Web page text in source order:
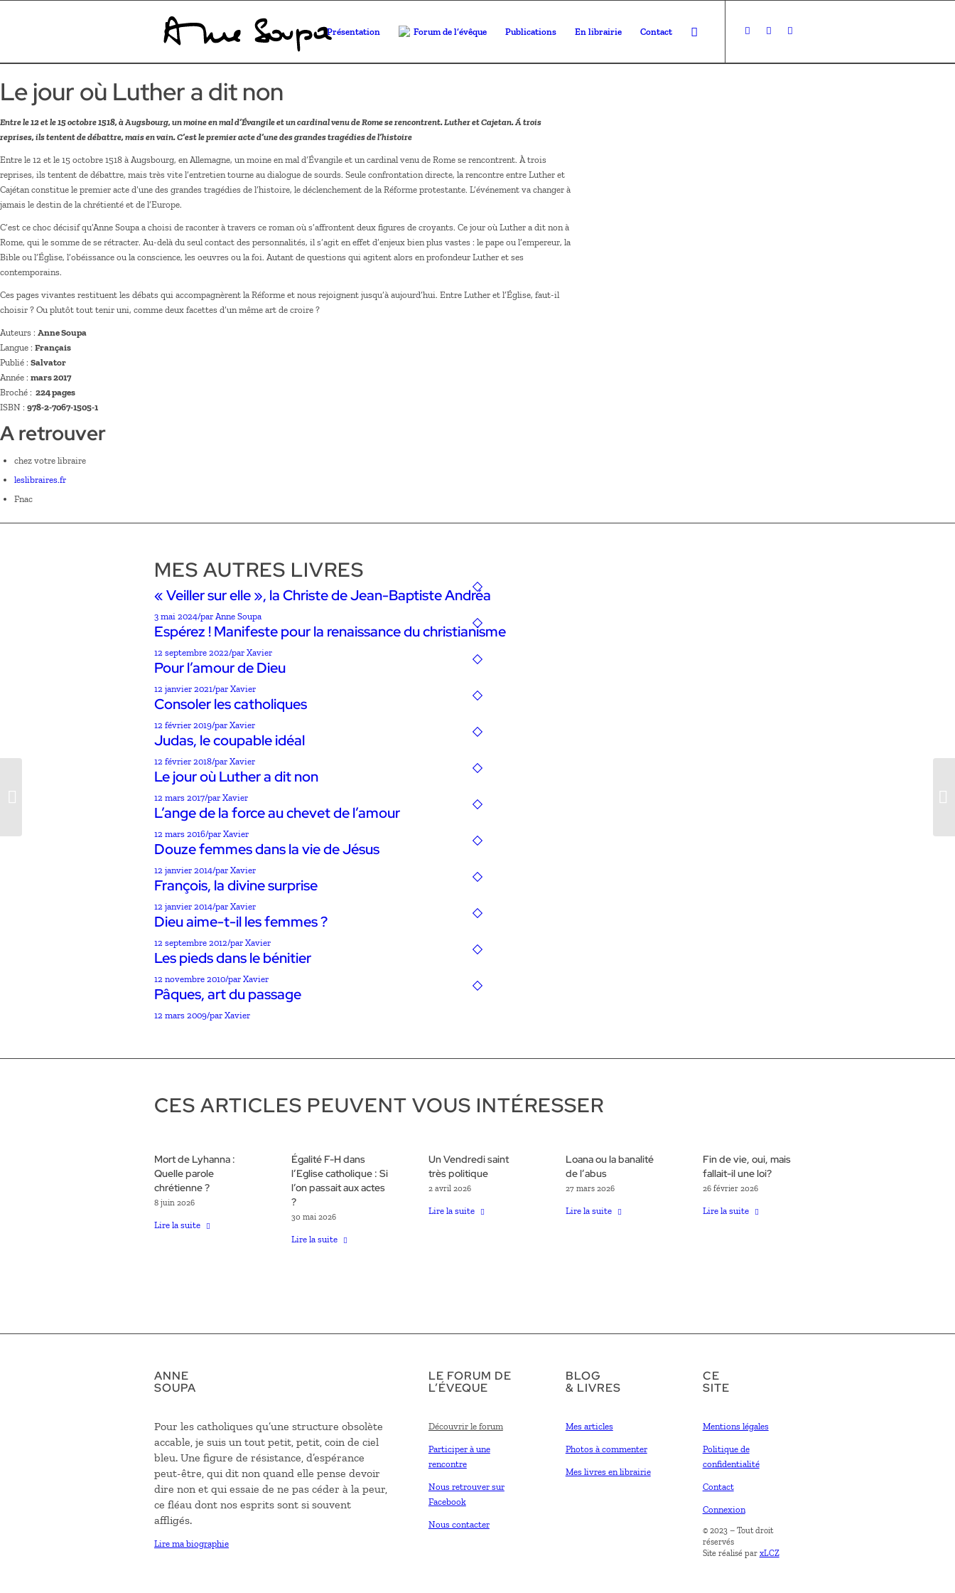
Présentation Forum de l’évêque Publications En librairie Contact
Le jour où Luther a dit non
Entre le 12 et le 15 octobre 1518, à Augsbourg, un moine en mal d’Évangile et un cardinal venu de Rome se rencontrent. Luther et Cajetan. Á trois
reprises, ils tentent de débattre, mais en vain. C’est le premier acte d’une des grandes tragédies de l’histoire
Entre le 12 et le 15 octobre 1518 à Augsbourg, en Allemagne, un moine en mal d’Évangile et un cardinal venu de Rome se rencontrent. À trois
reprises, ils tentent de débattre, mais très vite l’entretien tourne au dialogue de sourds. Seule confrontation directe, la rencontre entre Luther et
Cajétan constitue le premier acte d’une des grandes tragédies de l’histoire, le déclenchement de la Réforme protestante. L’événement va changer à
jamais le destin de la chrétienté et de l’Europe.
C’est ce choc décisif qu’Anne Soupa a choisi de raconter à travers ce roman où s’affrontent deux figures de croyants. Ce jour où Luther a dit non à
Rome, qui le somme de se rétracter. Au-delà du seul contact des personnalités, il s’agit en effet d’enjeux bien plus vastes : le pape ou l’empereur, la
Bible ou l’Église, l’obéissance ou la conscience, les oeuvres ou la foi. Autant de questions qui agitent alors en profondeur Luther et ses
contemporains.
Ces pages vivantes restituent les débats qui accompagnèrent la Réforme et nous rejoignent jusqu’à aujourd’hui. Entre Luther et l’Église, faut-il
choisir ? Ou plutôt tout tenir uni, comme deux facettes d’un même art de croire ?
Auteurs : Anne Soupa
Langue : Français
Publié : Salvator
Année : mars 2017
Broché : ‎ 224 pages
ISBN : 978-2-7067-1505-1
A retrouver
chez votre libraire
leslibraires.fr
Fnac
MES AUTRES LIVRES
« Veiller sur elle », la Christe de Jean-Baptiste Andréa
3 mai 2024/par Anne Soupa
Espérez ! Manifeste pour la renaissance du christianisme
12 septembre 2022/par Xavier
Pour l’amour de Dieu
12 janvier 2021/par Xavier
Consoler les catholiques
12 février 2019/par Xavier
Judas, le coupable idéal
12 février 2018/par Xavier
Le jour où Luther a dit non
12 mars 2017/par Xavier
L’ange de la force au chevet de l’amour
12 mars 2016/par Xavier
Douze femmes dans la vie de Jésus
12 janvier 2014/par Xavier
François, la divine surprise
12 janvier 2014/par Xavier
Dieu aime-t-il les femmes ?
12 septembre 2012/par Xavier
Les pieds dans le bénitier
12 novembre 2010/par Xavier
Pâques, art du passage
12 mars 2009/par Xavier
CES ARTICLES PEUVENT VOUS INTÉRESSER
Mort de Lyhanna :
Quelle parole
chrétienne ?
8 juin 2026
Lire la suite
Égalité F-H dans
l’Eglise catholique : Si
l’on passait aux actes
?
30 mai 2026
Lire la suite
Un Vendredi saint
très politique
2 avril 2026
Lire la suite
Loana ou la banalité
de l’abus
27 mars 2026
Lire la suite
Fin de vie, oui, mais
fallait-il une loi?
26 février 2026
Lire la suite
ANNE
SOUPA
Pour les catholiques qu’une structure obsolète
accable, je suis un tout petit, petit, coin de ciel
bleu. Une figure de résistance, d’espérance
peut-être, qui dit non quand elle pense devoir
dire non et qui essaie de ne pas céder à la peur,
ce fléau dont nos esprits sont si souvent
affligés.
Lire ma biographie
LE FORUM DE
L’ÉVEQUE
Découvrir le forum
Participer à une
rencontre
Nous retrouver sur
Facebook
Nous contacter
BLOG
& LIVRES
Mes articles
Photos à commenter
Mes livres en librairie
CE
SITE
Mentions légales
Politique de
confidentialité
Contact
Connexion
© 2023 – Tout droit
réservés
Site réalisé par xLCZ